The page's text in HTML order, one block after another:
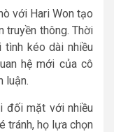
với Hari Won tạo
truyền thông. Thời
kéo dài nhiều
hệ mới của cô
luận.
đối mặt với nhiều
tránh, họ lựa chọn